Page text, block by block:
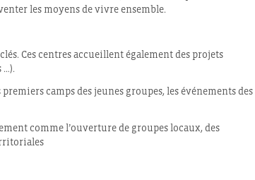
les moyens de vivre ensemble.
Ces centres accueillent également des projets
…).
camps des jeunes groupes, les événements des
comme l’ouverture de groupes locaux, des